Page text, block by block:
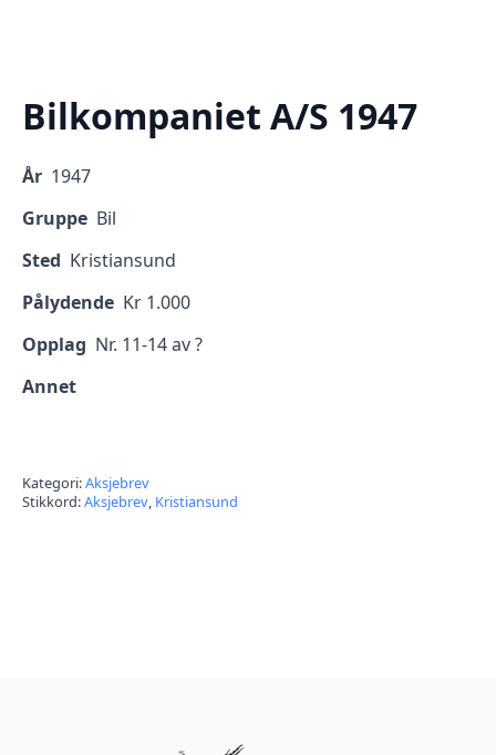
Bilkompaniet A/S 1947
År 1947
Gruppe Bil
Sted Kristiansund
Pålydende Kr 1.000
Opplag Nr. 11-14 av ?
Annet
Kategori:Aksjebrev
Stikkord:Aksjebrev, Kristiansund